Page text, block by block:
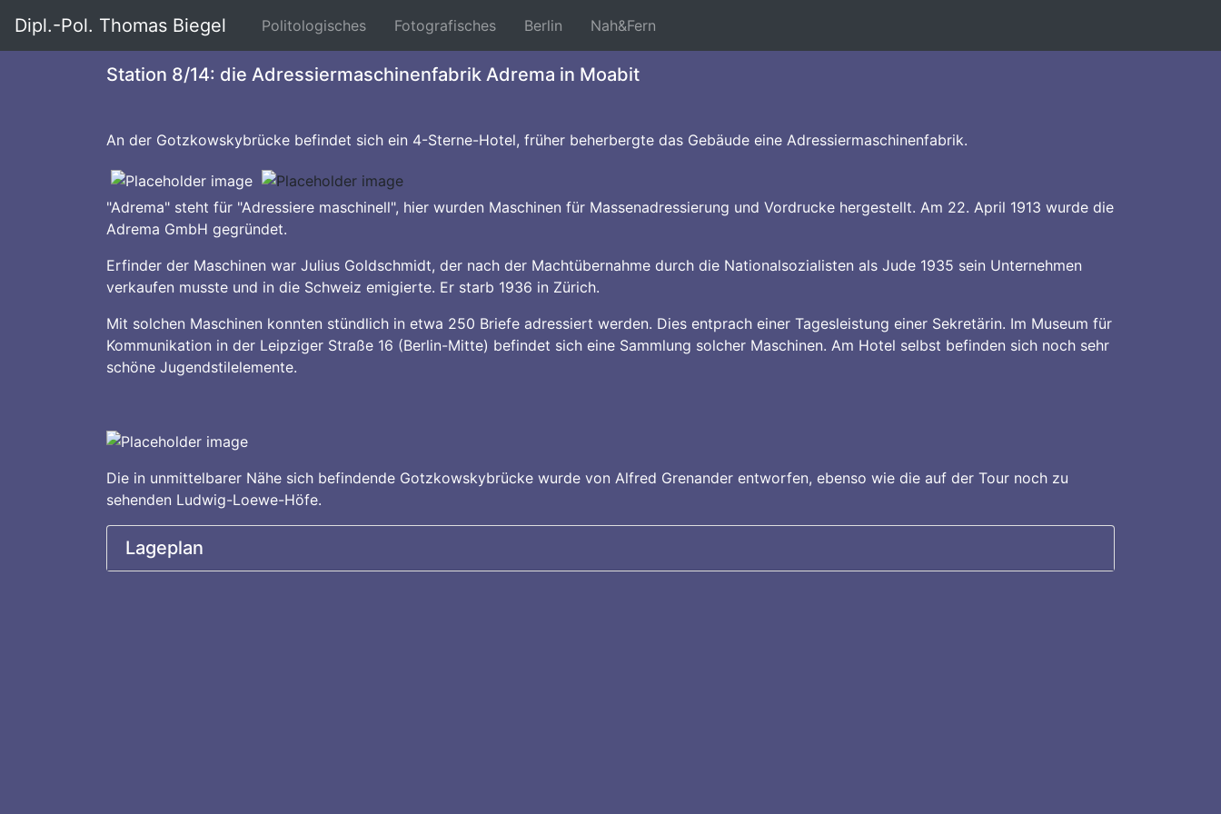
Dipl.-Pol. Thomas Biegel Politologisches(current)Fotografisches(current)
Berlin (current)
Nah&Fern
Station 8/14: die Adressiermaschinenfabrik Adrema in Moabit
An der Gotzkowskybrücke befindet sich ein 4-Sterne-Hotel, früher beherbergte das Gebäude eine Adressiermaschinenfabrik.
"Adrema" steht für "Adressiere maschinell", hier wurden Maschinen für Massenadressierung und Vordrucke hergestellt. Am 22. April 1913 wurde die
Adrema GmbH gegründet.
Erfinder der Maschinen war Julius Goldschmidt, der nach der Machtübernahme durch die Nationalsozialisten als Jude 1935 sein Unternehmen
verkaufen musste und in die Schweiz emigierte. Er starb 1936 in Zürich.
Mit solchen Maschinen konnten stündlich in etwa 250 Briefe adressiert werden. Dies entprach einer Tagesleistung einer Sekretärin. Im Museum für
Kommunikation in der Leipziger Straße 16 (Berlin-Mitte) befindet sich eine Sammlung solcher Maschinen. Am Hotel selbst befinden sich noch sehr
schöne Jugendstilelemente.
Die in unmittelbarer Nähe sich befindende Gotzkowskybrücke wurde von Alfred Grenander entworfen, ebenso wie die auf der Tour noch zu
sehenden Ludwig-Loewe-Höfe.
Lageplan